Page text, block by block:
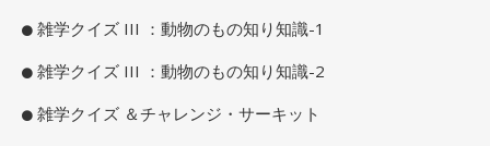
雑学クイズ III ：動物のもの知り知識-1
雑学クイズ III ：動物のもの知り知識-2
雑学クイズ ＆チャレンジ・サーキット